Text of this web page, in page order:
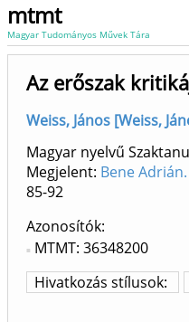
mtmt
Magyar Tudományos Művek Tára
Az erőszak
Weiss, János [Weiss,
Magyar nyelvű
Megjelent: Bene
85-92
Azonosítók
MTMT: 36348200
Hivatkozás stílusok: